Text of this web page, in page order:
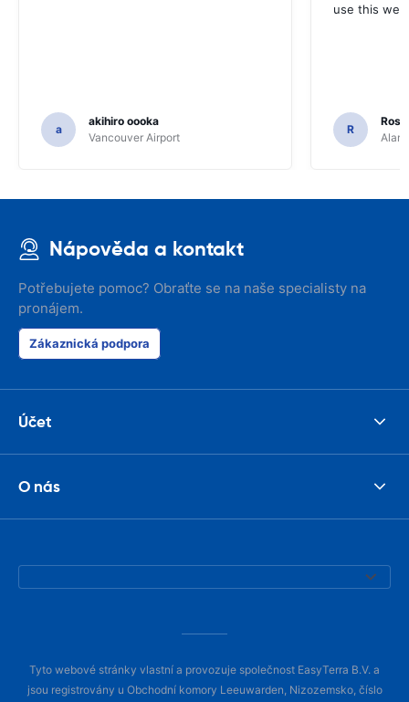
a
akihiro oooka
Vancouver Airport
use this
R
Nápověda a kontakt
Potřebujete pomoc? Obraťte se na naše specialisty na
pronájem.
Zákaznická podpora
Účet
O nás
Tyto webové stránky vlastní a provozuje společnost EasyTerra B.V. a
jsou registrovány u Obchodní komory Leeuwarden, Nizozemsko, číslo